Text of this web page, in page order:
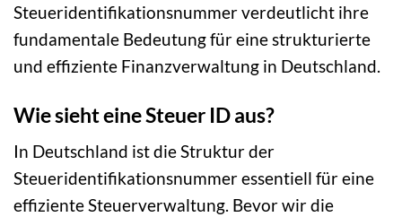
Steueridentifikationsnummer verdeutlicht ihre
fundamentale Bedeutung für eine strukturierte
und effiziente Finanzverwaltung in Deutschland.
Wie sieht eine Steuer ID aus?
In Deutschland ist die Struktur der
Steueridentifikationsnummer essentiell für eine
effiziente Steuerverwaltung. Bevor wir die